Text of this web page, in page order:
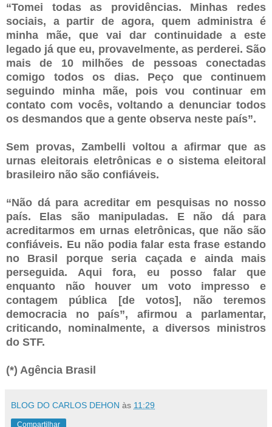
“Tomei todas as providências. Minhas redes
sociais, a partir de agora, quem administra é
minha mãe, que vai dar continuidade a este
legado já que eu, provavelmente, as perderei. São
mais de 10 milhões de pessoas conectadas
comigo todos os dias. Peço que continuem
seguindo minha mãe, pois vou continuar em
contato com vocês, voltando a denunciar todos
os desmandos que a gente observa neste país”.
Sem provas, Zambelli voltou a afirmar que as
urnas eleitorais eletrônicas e o sistema eleitoral
brasileiro não são confiáveis.
“Não dá para acreditar em pesquisas no nosso
país. Elas são manipuladas. E não dá para
acreditarmos em urnas eletrônicas, que não são
confiáveis. Eu não podia falar esta frase estando
no Brasil porque seria caçada e ainda mais
perseguida. Aqui fora, eu posso falar que
enquanto não houver um voto impresso e
contagem pública [de votos], não teremos
democracia no país”, afirmou a parlamentar,
criticando, nominalmente, a diversos ministros
do STF.
(*) Agência Brasil
BLOG DO CARLOS DEHON às 11:29
Compartilhar